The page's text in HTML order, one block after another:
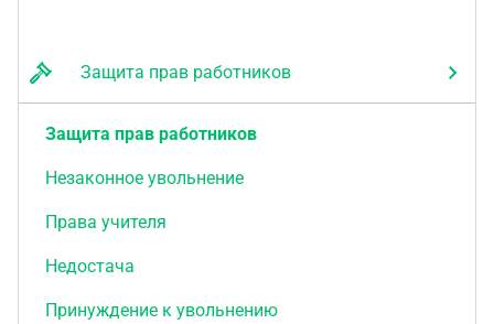
Защита прав работников
Защита прав работников
Незаконное увольнение
Права учителя
Недостача
Принуждение к увольнению